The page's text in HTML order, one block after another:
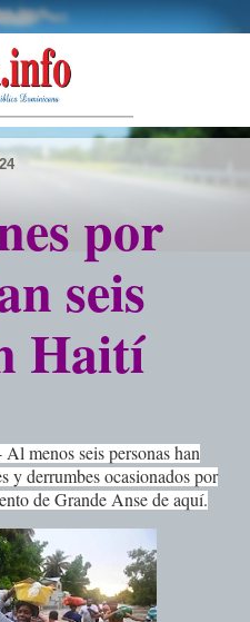
por
seis
Haití
Al menos seis personas han
y derrumbes ocasionados por
de Grande Anse de aquí.